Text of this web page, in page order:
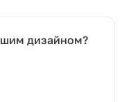
дизайном?